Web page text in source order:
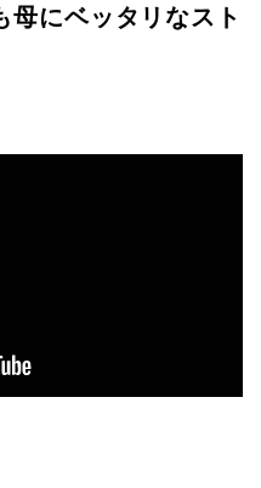
母にベッタリなスト